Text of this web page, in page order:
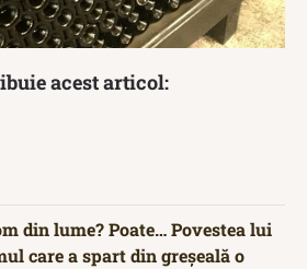
acest articol:
din lume? Poate… Povestea lui
care a spart din greșeală o